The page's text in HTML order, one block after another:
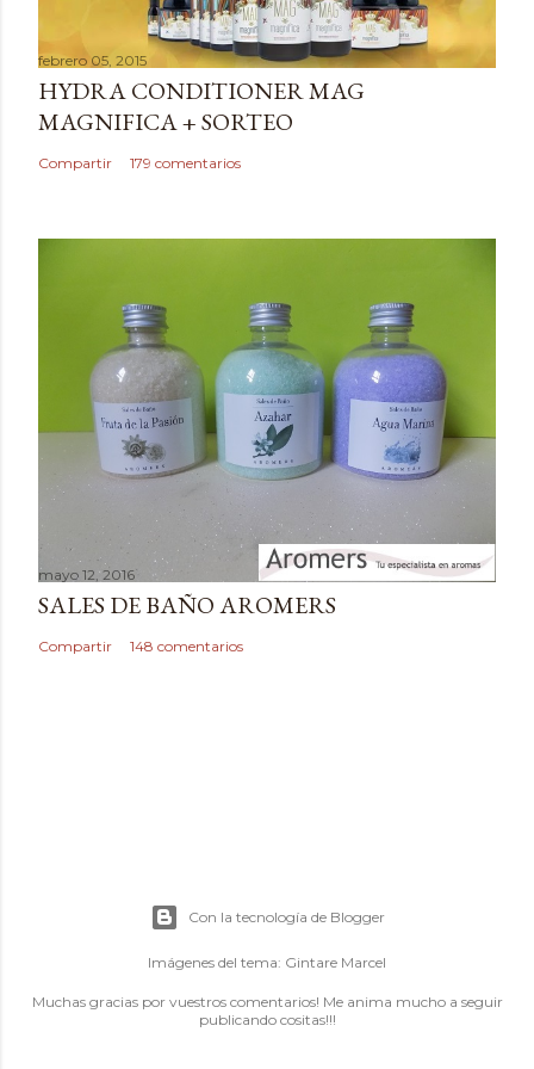
a
r
u
n
c
o
febrero 05, 2015
HYDRA CONDITIONER MAG
MAGNIFICA + SORTEO
Compartir 179 comentarios
mayo 12, 2016
SALES DE BAÑO AROMERS
Compartir 148 comentarios
Con la tecnología de Blogger
Imágenes del tema: Gintare Marcel
Muchas gracias por vuestros comentarios! Me anima mucho a seguir
publicando cositas!!!